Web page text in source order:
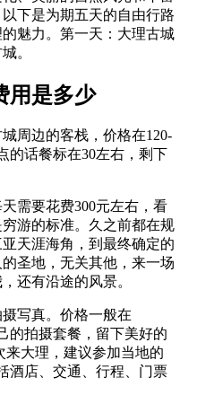
下是为期五天的自由行路
魅力。第一天：大理古城
。
用是多少
周边的客栈，价格在120-
的话餐标在30左右，剩下
需要花费300元左右，看
游的标准。久之前都在规
天涯海角，到最终确定的
圣地，无关其他，来一场
还有沿途的风景。
写真。价格一般在
的拍摄套餐，留下美好的
来大理，建议参加当地的
酒店、交通、行程、门票